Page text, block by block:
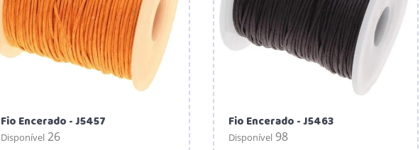
Fio Encerado - J5457
Disponível 26
Fio Encerado - J5463
Disponível 98